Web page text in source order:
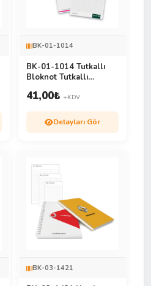
BK-01-1014
BK-01-1014 Tutkallı
Bloknot Tutkallı
41,00₺ +KDV
Detayları Gör
BK-03-1421